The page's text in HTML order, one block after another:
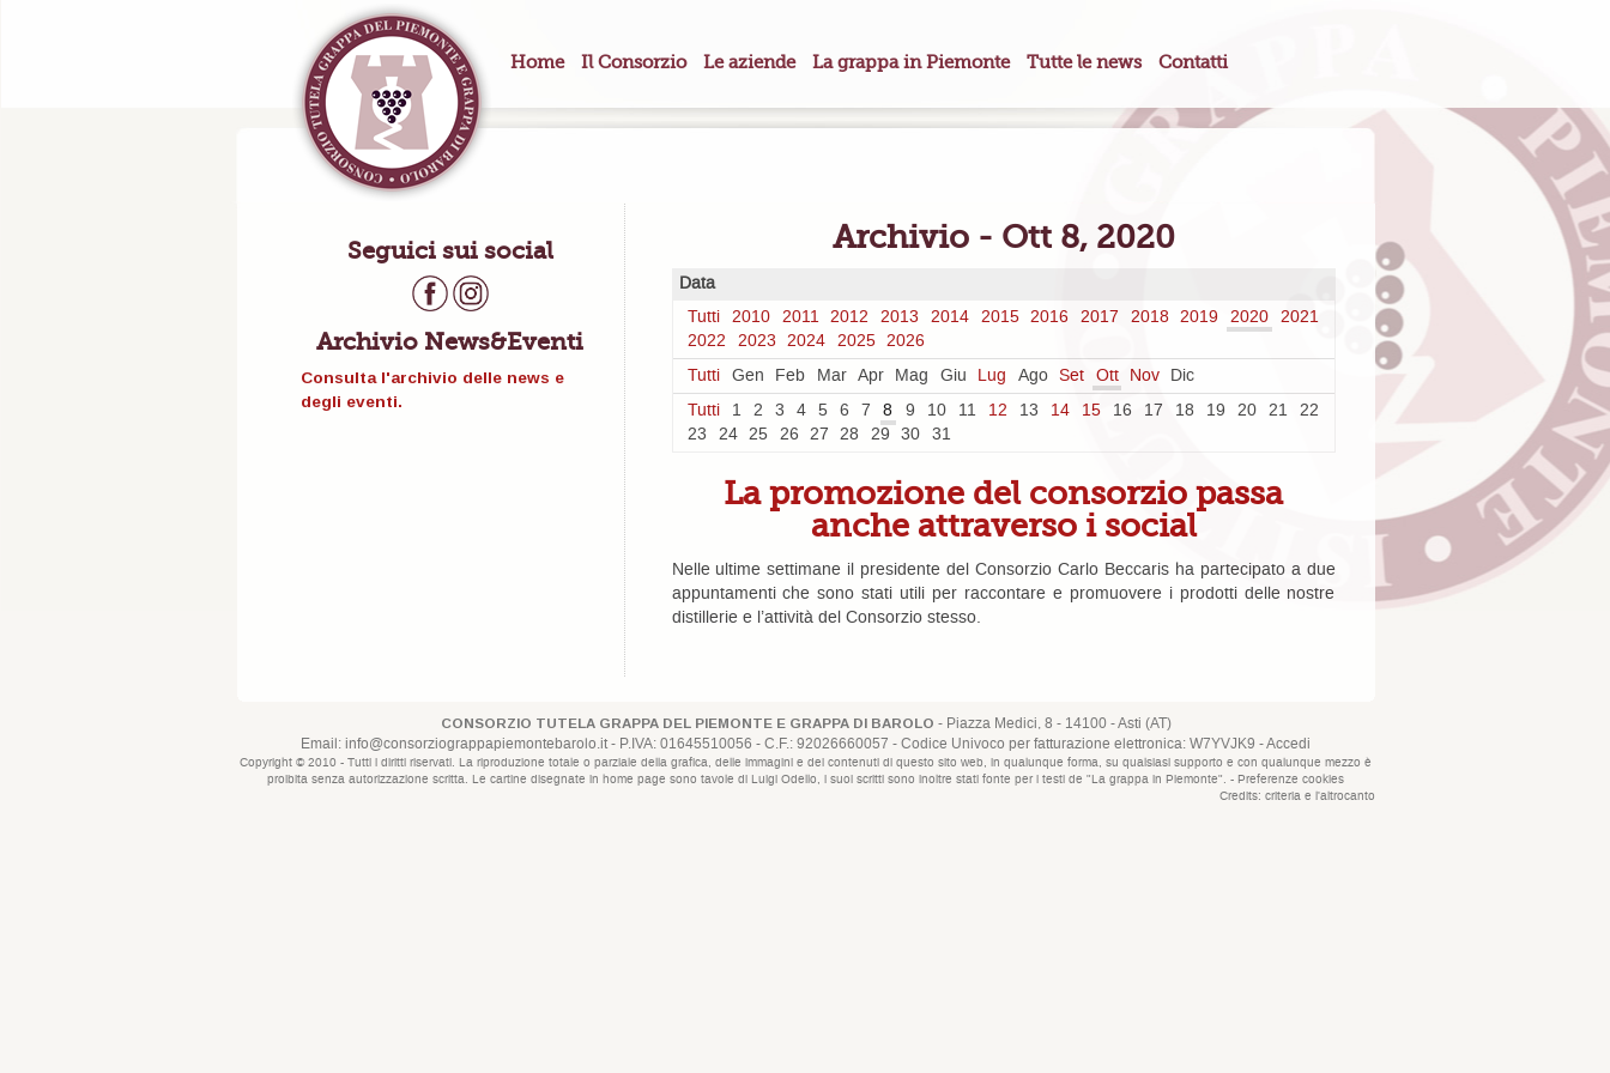
Home Il Consorzio Le aziende La grappa in Piemonte Tutte le news Contatti
Seguici sui social
Archivio News&Eventi
Consulta l'archivio delle news e
degli eventi.
Archivio - Ott 8, 2020
Data
Tutti
2010 2011 2012 2013 2014 2015 2016 2017 2018 2019 2020
2021
2022
2023 2024 2025 2026
Tutti
Gen Feb Mar Apr Mag Giu Lug Ago Set Ott Nov
Dic
Tutti
1 2 3 4 5 6 7 8 9 10 11 12 13 14 15 16 17 18 19 20 21
22
23
24 25 26 27 28 29 30 31
La promozione del consorzio passa
anche attraverso i social
Nelle ultime settimane il presidente del Consorzio Carlo Beccaris ha partecipato a due
appuntamenti che sono stati utili per raccontare e promuovere i prodotti delle nostre
distillerie e l’attività del Consorzio stesso.
CONSORZIO TUTELA GRAPPA DEL PIEMONTE E GRAPPA DI BAROLO - Piazza Medici, 8 - 14100 - Asti (AT)
Email: info@consorziograppapiemontebarolo.it- P.IVA: 01645510056 - C.F.: 92026660057 - Codice Univoco per fatturazione elettronica: W7YVJK9 -Accedi
Copyright © 2010 - Tutti i diritti riservati. La riproduzione totale o parziale della grafica, delle immagini e dei contenuti di questo sito web, in qualunque forma, su qualsiasi supporto e con qualunque mezzo è
proibita senza autorizzazione scritta. Le cartine disegnate in home page sono tavole di Luigi Odello, i suoi scritti sono inoltre stati fonte per i testi de "La grappa in Piemonte". - Preferenze cookies
Credits: criteriae l'altrocanto